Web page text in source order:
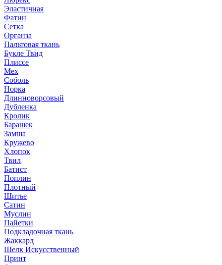
Эластичная
Фатин
Сетка
Органза
Пальтовая ткань
Букле Твид
Плиссе
Мех
Соболь
Норка
Длинноворсовый
Дубленка
Кролик
Барашек
Замша
Кружево
Хлопок
Твил
Батист
Поплин
Плотный
Шитье
Сатин
Муслин
Пайетки
Подкладочная ткань
Жаккард
Шелк Искусственный
Принт